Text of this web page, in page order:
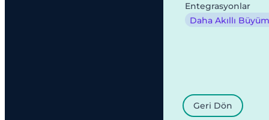
Entegrasyonlar
Daha Akıllı
Geri Dön